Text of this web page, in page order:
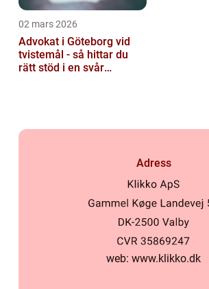
02 mars 2026
Advokat i Göteborg vid
tvistemål - så hittar du
rätt stöd i en svår
Adress
web: www.klikko.dk